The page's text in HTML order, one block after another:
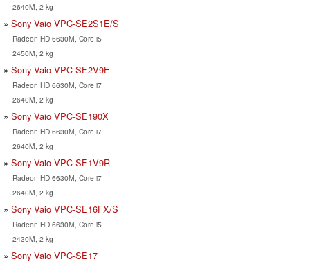
2640M, 2 kg
Sony Vaio VPC-SE2S1E/S
Radeon HD 6630M, Core i5
2450M, 2 kg
Sony Vaio VPC-SE2V9E
Radeon HD 6630M, Core i7
2640M, 2 kg
Sony Vaio VPC-SE190X
Radeon HD 6630M, Core i7
2640M, 2 kg
Sony Vaio VPC-SE1V9R
Radeon HD 6630M, Core i7
2640M, 2 kg
Sony Vaio VPC-SE16FX/S
Radeon HD 6630M, Core i5
2430M, 2 kg
Sony Vaio VPC-SE17